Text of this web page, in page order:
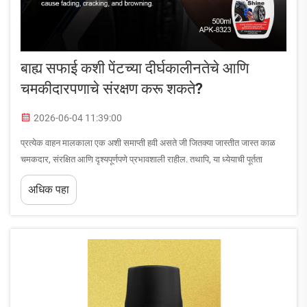
बाह्य सफाई कशी पेंटच्या दीर्घकालीनतेचे आणि
चमकीदारपणाचे संरक्षण करू शकते?
2026-06-04 11:39:00
प्रत्येक वाहन मालकाला एक अशी समाप्ती हवी असते जी जितक्या जास्तीत जास्त काळ
चमकदार, संरक्षित आणि दृश्यपूर्णपणे प्रभावशाली राहील. तथापि, या ध्येयाची पूर्तता
करण्यासाठी सर्वात विसरलेला घटक म्हणजे सुसंगत, योग्यरित्या केलेली बाह्य सफाई. ही
केवळ एक बाह्य सौंदर्यप्रक्रिया नाही...
अधिक पहा